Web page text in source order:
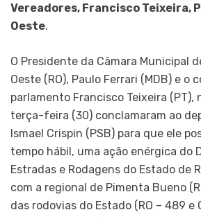
Vereadores, Francisco Teixeira,
Oeste.
O Presidente da Câmara Municipal
Oeste (RO), Paulo Ferrari (MDB) e o
parlamento Francisco Teixeira (PT),
terça-feira (30) conclamaram ao
Ismael Crispin (PSB) para que ele
tempo hábil, uma ação enérgica do
Estradas e Rodagens do Estado de
com a regional de Pimenta Bueno
das rodovias do Estado (RO – 489 e